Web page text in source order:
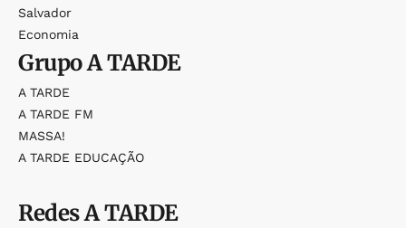
Salvador
Economia
GrupoA TARDE
A TARDE
A TARDE FM
MASSA!
A TARDE EDUCAÇÃO
RedesA TARDE